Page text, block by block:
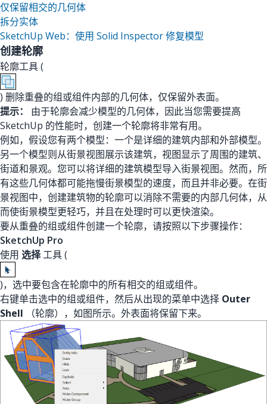
仅保留相交的几何体
拆分实体
SketchUp Web：使用 Solid Inspector 修复模型
创建轮廓
轮廓工具 (
) 删除重叠的组或组件内部的几何体，仅保留外表面。
提示：
由于轮廓会减少模型的几何体，因此当您需要提高
SketchUp 的性能时，创建一个轮廓将非常有用。
例如，假设您有两个模型：一个是详细的建筑内部和外部模型。
另一个模型则从街景视图展示该建筑，视图显示了周围的建筑、
街道和景观。您可以将详细的建筑模型导入街景视图。然而，所
有这些几何体都可能拖慢街景模型的速度，而且并非必要。在街
景视图中，创建建筑物的轮廓可以消除不需要的内部几何体，从
而使街景模型更轻巧，并且在处理时可以更快渲染。
要从重叠的组或组件创建一个轮廓，请按照以下步骤操作：
SketchUp Pro
使用 选择工具 (
)，选中要包含在轮廓中的所有相交的组或组件。
右键单击选中的组或组件，然后从出现的菜单中选择 Outer
Shell （轮廓），如图所示。外表面将保留下来。